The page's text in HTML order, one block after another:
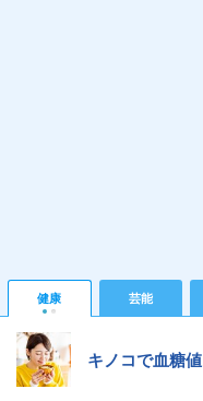
健康 芸能
キノコで血糖